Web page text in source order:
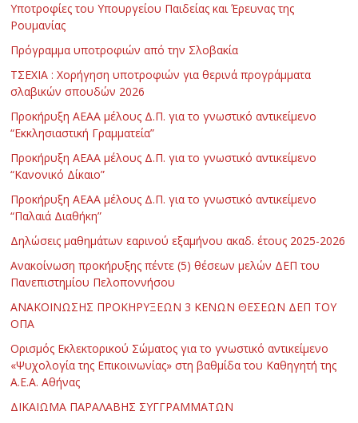
Υποτροφίες του Υπουργείου Παιδείας και Έρευνας της
Ρουμανίας
Πρόγραμμα υποτροφιών από την Σλοβακία
ΤΣΕΧΙΑ : Χορήγηση υποτροφιών για θερινά προγράμματα
σλαβικών σπουδών 2026
Προκήρυξη ΑΕΑΑ μέλους Δ.Π. για το γνωστικό αντικείμενο
“Εκκλησιαστική Γραμματεία”
Προκήρυξη ΑΕΑΑ μέλους Δ.Π. για το γνωστικό αντικείμενο
“Κανονικό Δίκαιο”
Προκήρυξη ΑΕΑΑ μέλους Δ.Π. για το γνωστικό αντικείμενο
“Παλαιά Διαθήκη”
Δηλώσεις μαθημάτων εαρινού εξαμήνου ακαδ. έτους 2025-2026
Ανακοίνωση προκήρυξης πέντε (5) θέσεων μελών ΔΕΠ του
Πανεπιστημίου Πελοποννήσου
ΑΝΑΚΟΙΝΩΣΗΣ ΠΡΟΚΗΡΥΞΕΩΝ 3 ΚΕΝΩΝ ΘΕΣΕΩΝ ΔΕΠ ΤΟΥ
ΟΠΑ
Ορισμός Εκλεκτορικού Σώματος για το γνωστικό αντικείμενο
«Ψυχολογία της Επικοινωνίας» στη βαθμίδα του Καθηγητή της
Α.Ε.Α. Αθήνας
ΔΙΚΑΙΩΜΑ ΠΑΡΑΛΑΒΗΣ ΣΥΓΓΡΑΜΜΑΤΩΝ